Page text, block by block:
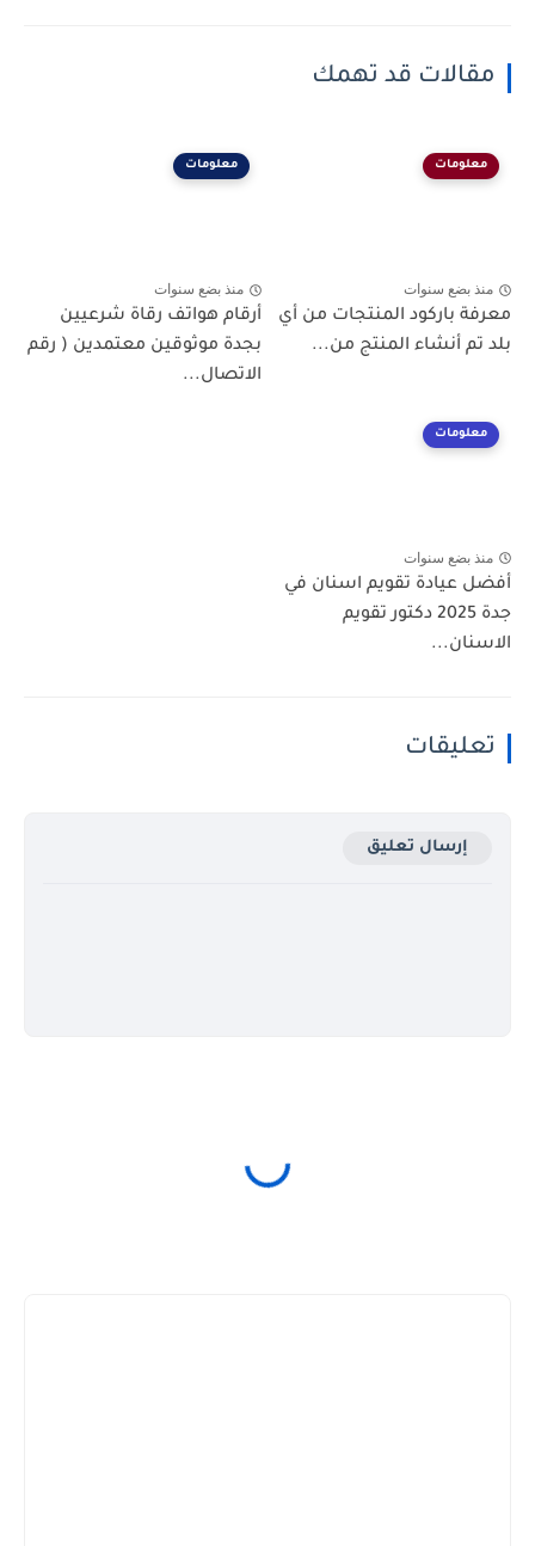
مقالات قد تهمك
معلومات
منذ بضع سنوات
معرفة باركود المنتجات من أي
بلد تم أنشاء المنتج من...
معلومات
منذ بضع سنوات
أرقام هواتف رقاة شرعيين
بجدة موثوقين معتمدين ( رقم
الاتصال...
معلومات
منذ بضع سنوات
أفضل عيادة تقويم اسنان في
جدة 2025 دكتور تقويم
الاسنان...
تعليقات
إرسال تعليق